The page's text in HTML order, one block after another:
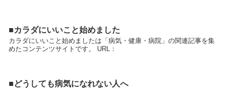
■カラダにいいこと始めました
カラダにいいこと始めましたは「病気・健康・病院」の関連記事を集
めたコンテンツサイトです。 URL：
■どうしても病気になれない人へ